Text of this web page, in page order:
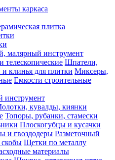
каркаса
плитка
малярный инструмент
телескопические Шпатели,
клинья для плитки Миксеры,
Емкости строительные
инструмент
кувалды, киянки
Топоры, рубанки, стамески
Плоскогубцы и кусачки
и гвоздодеры Разметочный
Щетки по металлу
материалы